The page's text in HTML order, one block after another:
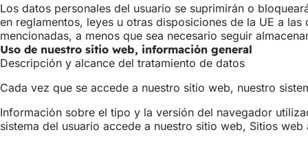
Los datos personales del usuario se suprimirán o
en reglamentos, leyes u otras disposiciones de la UE a
mencionadas, a menos que sea necesario seguir
Uso de nuestro sitio web, información general
Descripción y alcance del tratamiento de datos
Cada vez que se accede a nuestro sitio web, nuestro
Información sobre el tipo y la versión del navegador
sistema del usuario accede a nuestro sitio web, Sitios